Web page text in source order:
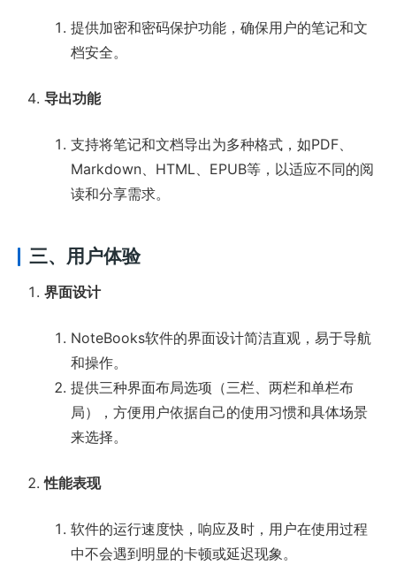
提供加密和密码保护功能，确保用户的笔记和文
档安全。
导出功能
支持将笔记和文档导出为多种格式，如PDF、
Markdown、HTML、EPUB等，以适应不同的阅
读和分享需求。
三、用户体验
界面设计
NoteBooks软件的界面设计简洁直观，易于导航
和操作。
提供三种界面布局选项（三栏、两栏和单栏布
局），方便用户依据自己的使用习惯和具体场景
来选择。
性能表现
软件的运行速度快，响应及时，用户在使用过程
中不会遇到明显的卡顿或延迟现象。